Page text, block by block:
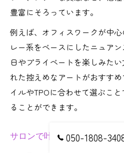
豊富にそろっています。
例えば、オフィスワークが中
レー系をベースにしたニュア
日やプライベートを楽しみた
れた控えめなアートがおすす
イルやTPOに合わせて選ぶこ
ることができます。
サロンで叶える癒やしと美し
050-1808-